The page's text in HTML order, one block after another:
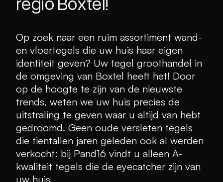
Op zoek naar een ruim assortiment wand-
en vloertegels die uw huis haar eigen
identiteit geven? Uw tegel groothandel in
de omgeving van Boxtel heeft het! Door
op de hoogte te zijn van de nieuwste
trends, weten we uw huis precies de
uitstraling te geven waar u altijd van hebt
gedroomd. Geen oude versleten tegels
die tientallen jaren geleden ook al werden
verkocht: bij Pand16 vindt u alleen A-
kwaliteit tegels die de eyecatcher zijn van
uw huis.